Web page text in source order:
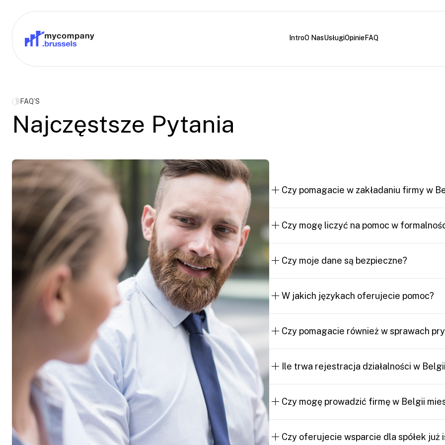
IntroO NasUsługiOpinieFAQ
FAQ’S
Najczęstsze Pytania
Czy pomagacie w zakładaniu firmy w
Tak, zajmujemy się pełnym procesem
rejestrami handlowymi, numerem VAT i
Czy mogę liczyć na pomoc w
Oczywiście. Obsługujemy wszystkie
budowlanym, w tym Limosa, 30bis,
Czy moje dane są bezpieczne?
Tak, pracujemy zgodnie z belgijskimi i
poufnie i bezpiecznie.
W jakich językach oferujecie pomoc?
Nasz zespół mówi po polsku, francusku,
klientom zarówno z Polski, jak i z Belgii.
Czy pomagacie również w sprawach
Tak, oferujemy wsparcie w
przygotowywaniem oficjalnych pism.
Ile trwa rejestracja działalności w
Proces rejestracji zwykle zajmuje od kilku
działalności i kompletności dokumentów.
Czy mogę prowadzić firmę w Belgii
Tak, jest to możliwe, ale wymaga
rozwiązanie będzie najlepsze w takiej
Czy oferujecie wsparcie dla spółek już